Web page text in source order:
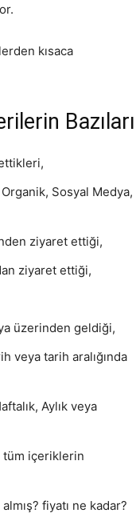
ASO,
Tasarım,
UI/UX
kısaca
Bazıları
Sosyal Medya,
ziyaret ettiği,
ziyaret ettiği,
üzerinden geldiği,
veya tarih aralığında
Aylık veya
tüm içeriklerin
fiyatı ne kadar?